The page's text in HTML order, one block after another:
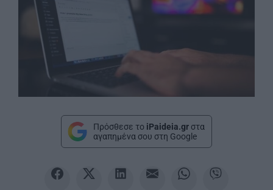
Πρόσθεσε το iPaideia.gr στα
αγαπημένα σου στη Google